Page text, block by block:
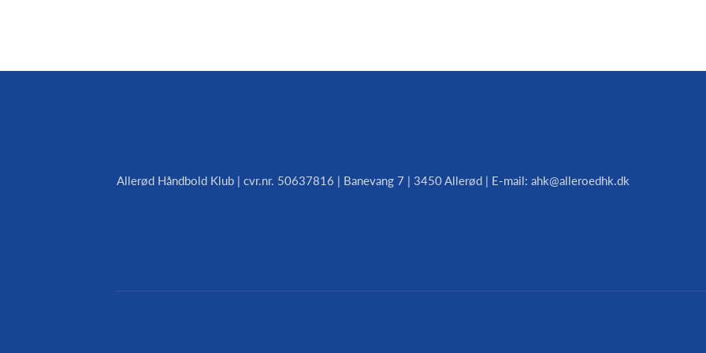
Allerød Håndbold Klub | cvr.nr. 50637816 | Banevang 7 | 3450 Allerød | E-mail: ahk@alleroedhk.dk